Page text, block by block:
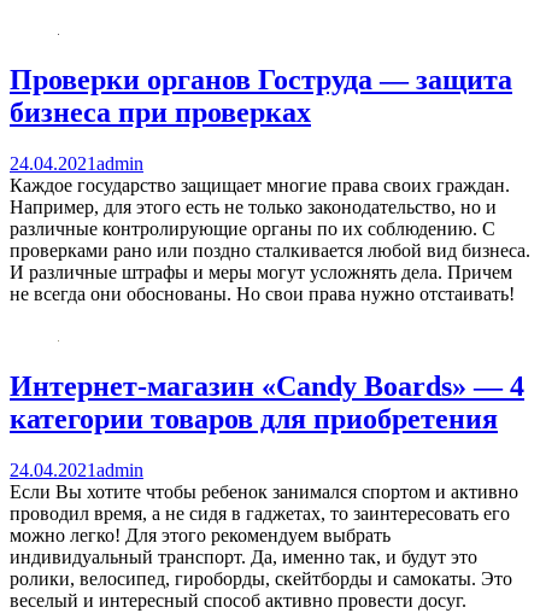
Проверки органов Гоструда — защита
бизнеса при проверках
24.04.2021admin
Каждое государство защищает многие права своих граждан.
Например, для этого есть не только законодательство, но и
различные контролирующие органы по их соблюдению. С
проверками рано или поздно сталкивается любой вид бизнеса.
И различные штрафы и меры могут усложнять дела. Причем
не всегда они обоснованы. Но свои права нужно отстаивать!
Интернет-магазин «Candy Boards» — 4
категории товаров для приобретения
24.04.2021admin
Если Вы хотите чтобы ребенок занимался спортом и активно
проводил время, а не сидя в гаджетах, то заинтересовать его
можно легко! Для этого рекомендуем выбрать
индивидуальный транспорт. Да, именно так, и будут это
ролики, велосипед, гироборды, скейтборды и самокаты. Это
веселый и интересный способ активно провести досуг.